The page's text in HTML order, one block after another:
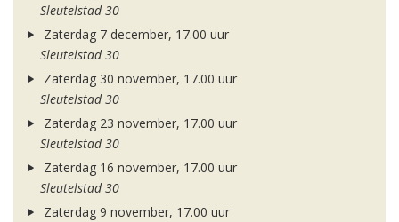
Sleutelstad 30
Zaterdag 7 december, 17.00 uur
Sleutelstad 30
Zaterdag 30 november, 17.00 uur
Sleutelstad 30
Zaterdag 23 november, 17.00 uur
Sleutelstad 30
Zaterdag 16 november, 17.00 uur
Sleutelstad 30
Zaterdag 9 november, 17.00 uur